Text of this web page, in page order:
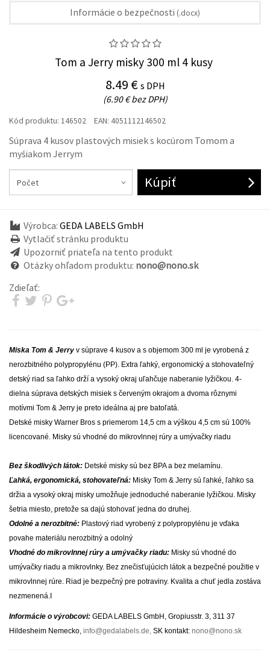
Informácie o bezpečnosti (.docx)
Tom a Jerry misky 300 ml 4 kusy
8.49 €s DPH
(6.90 € bez DPH)
Kód produktu: 146502 EAN: 4051112146502
Súprava 4 kusov plastových misiek s kocúrom Tomom a
myšiakom Jerrym
Kúpiť
Výrobca: GEDA LABELS GmbH
Vytlačiť stránku produktu
Upozorniť priateľa na tento produkt
Otázky ohľadom produktu: nono@nono.sk
Zdieľať:
Miska Tom & Jerry v súprave 4 kusov a s objemom 300 ml je vyrobená z
nerozbitného polypropylénu (PP). Extra ľahký, ergonomický a stohovateľný
detský riad sa ľahko drží a vysoký okraj uľahčuje naberanie lyžičkou. 4-
dielna súprava detských misiek s červeným okrajom a dvoma rôznymi
motívmi Tom & Jerry je preto ideálna aj pre batoľatá.
Detské misky Warner Bros s priemerom 14,5 cm a výškou 4,5 cm sú 100%
licencované. Misky sú vhodné do mikrovlnnej rúry a umývačky riadu
Bez škodlivých látok: Detské misky sú bez BPA a bez melamínu.
Ľahká, ergonomická, stohovateľná: Misky Tom & Jerry sú ľahké, ľahko sa
držia a vysoký okraj misky umožňuje jednoduché naberanie lyžičkou. Misky
šetria miesto, pretože sa dajú stohovať jedna do druhej.
Odolné a nerozbitné: Plastový riad vyrobený z polypropylénu je vďaka
povahe materiálu nerozbitný a odolný
Vhodné do mikrovlnnej rúry a umývačky riadu: Misky sú vhodné do
umývačky riadu a mikrovlnky. Bez znečisťujúcich látok a bezpečné použitie v
mikrovlnnej rúre. Riad je bezpečný pre potraviny. Kvalita a chuť jedla zostáva
nezmenená.I
Informácie o výrobcovi: GEDA LABELS GmbH, Gropiusstr. 3, 311 37
Hildesheim Nemecko, info@gedalabels.de, SK kontakt: nono@nono.sk